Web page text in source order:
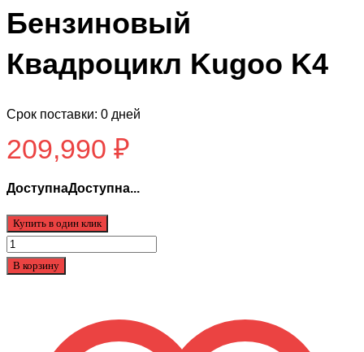
Бензиновый
Квадроцикл Kugoo K4
Срок поставки: 0 дней
209,990 ₽
ДоступнаДоступна...
Купить в один клик
Количество
товара
В корзину